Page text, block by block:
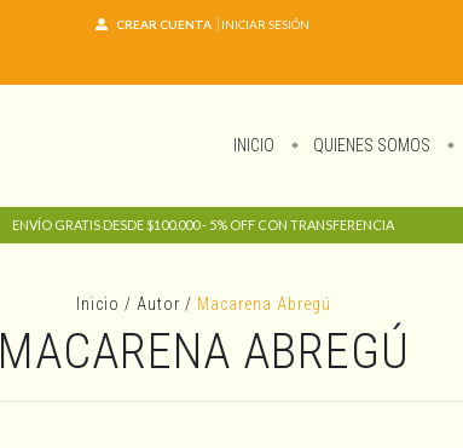
CREAR CUENTA INICIAR SESIÓN
INICIO QUIENES SOMOS
ENVÍO GRATIS DESDE $100.000 - 5% OFF CON TRANSFERENCIA
Inicio / Autor / Macarena Abregú
MACARENA ABREGÚ